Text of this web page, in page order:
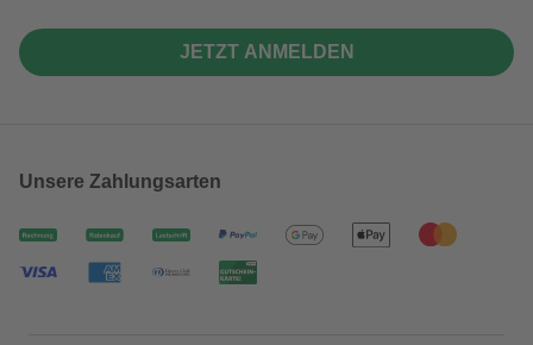
JETZT ANMELDEN
Unsere Zahlungsarten